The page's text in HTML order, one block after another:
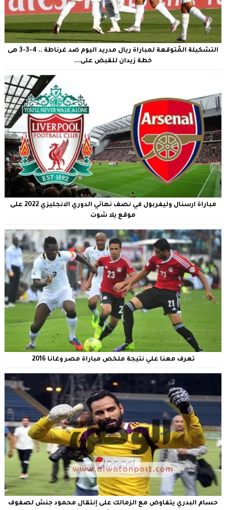
التشكيلة المُتوقعة لمباراة ريال مدريد اليوم ضد غرناطة .. 4-3-3 هى
خطة زيدان للقبض على...
مباراة ارسنال وليفربول في نصف نهائي الدوري الانجليزي 2022 على
موقع يلا شوت
تعرف معنا علي نتيجة ملخص مباراة مصر وغانا 2016
حسام البدري يتفاوض مع الزمالك على إنتقال محمود جنش لصفوف